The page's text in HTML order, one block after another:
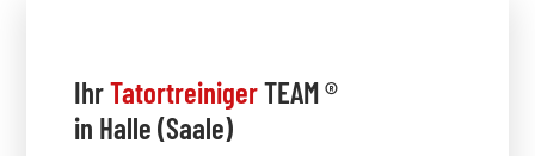
IhrTatortreinigerTEAM ®
in Halle (Saale)